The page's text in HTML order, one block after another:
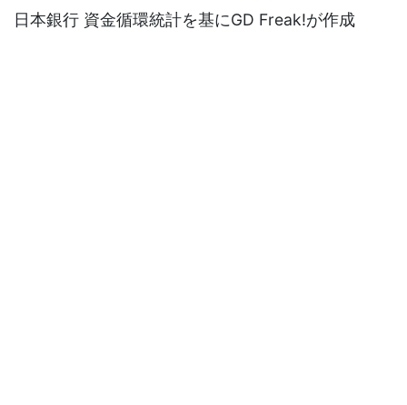
日本銀行 資金循環統計を基にGD Freak!が作成